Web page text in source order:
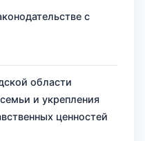
с
области
и укрепления
ценностей